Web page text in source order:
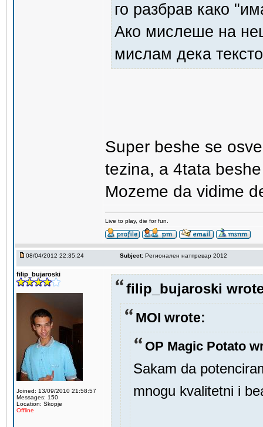
го разбрав како
Ако мислеше на
мислам дека
Super beshe se
tezina, a 4tata
Mozeme da vidime
Live to play, die for fun.
08/04/2012 22:35:24 Subject: Регионален натпревар 2012
filip_bujaroski
Joined: 13/09/2010 21:58:57
Messages: 150
Location: Skopje
Offline
filip_bujaroski
MOI wrote:
OP Magic Potato
Sakam da
mnogu kvalitetni i